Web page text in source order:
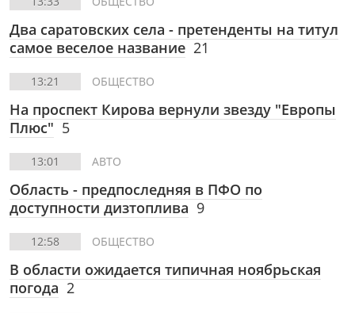
Два саратовских села - претенденты на титул
самое веселое название 21
13:21 ОБЩЕСТВО
На проспект Кирова вернули звезду "Европы
Плюс" 5
13:01 АВТО
Область - предпоследняя в ПФО по
доступности дизтоплива 9
12:58 ОБЩЕСТВО
В области ожидается типичная ноябрьская
погода 2